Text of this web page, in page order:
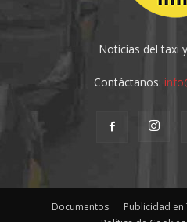
Noticias del taxi
Contáctanos:
Documentos Publicidad en